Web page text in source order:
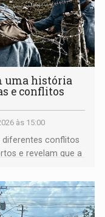
uma história
e conflitos
às 15:00
diferentes conflitos
e revelam que a